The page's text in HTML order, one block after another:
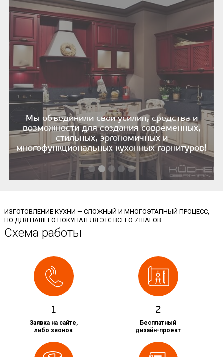
Мы объединили свои усилия, средства и
возможности для создания современных,
стильных, эргономичных и
многофункциональных кухонных гарнитуров!
—
ИЗГОТОВЛЕНИЕ КУХНИ — СЛОЖНЫЙ И МНОГОЭТАПНЫЙ ПРОЦЕСС,
НО ДЛЯ НАШЕГО ПОКУПАТЕЛЯ ЭТО ВСЕГО 7 ШАГОВ:
Схема работы
1
Заявка на сайте,
либо звонок
2
Бесплатный
дизайн-проект